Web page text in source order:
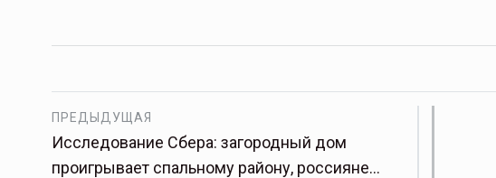
ПРЕДЫДУЩАЯ
Исследование Сбера: загородный дом
проигрывает спальному району, россияне…